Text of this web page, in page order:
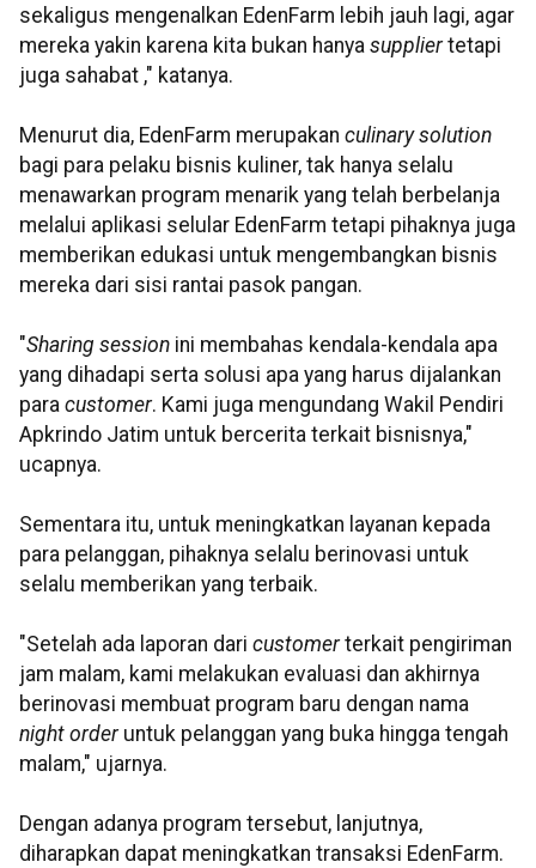
sekaligus mengenalkan EdenFarm lebih jauh lagi, agar
mereka yakin karena kita bukan hanya suppliertetapi
juga sahabat ," katanya.
Menurut dia, EdenFarm merupakan culinary solution
bagi para pelaku bisnis kuliner, tak hanya selalu
menawarkan program menarik yang telah berbelanja
melalui aplikasi selular EdenFarm tetapi pihaknya juga
memberikan edukasi untuk mengembangkan bisnis
mereka dari sisi rantai pasok pangan.
"Sharing session ini membahas kendala-kendala apa
yang dihadapi serta solusi apa yang harus dijalankan
para customer. Kami juga mengundang Wakil Pendiri
Apkrindo Jatim untuk bercerita terkait bisnisnya,"
ucapnya.
Sementara itu, untuk meningkatkan layanan kepada
para pelanggan, pihaknya selalu berinovasi untuk
selalu memberikan yang terbaik.
"Setelah ada laporan dari customerterkait pengiriman
jam malam, kami melakukan evaluasi dan akhirnya
berinovasi membuat program baru dengan nama
night orderuntuk pelanggan yang buka hingga tengah
malam," ujarnya.
Dengan adanya program tersebut, lanjutnya,
diharapkan dapat meningkatkan transaksi EdenFarm.